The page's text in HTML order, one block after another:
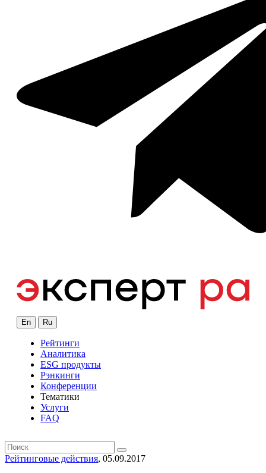
En Ru
Рейтинги
Аналитика
ESG продукты
Рэнкинги
Конференции
Тематики
Услуги
FAQ
Рейтинговые действия, 05.09.2017